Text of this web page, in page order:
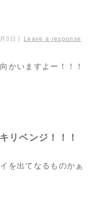
3日 | Leave a response
かいますよー！！！
リベンジ！！！
を出てなるものかぁ